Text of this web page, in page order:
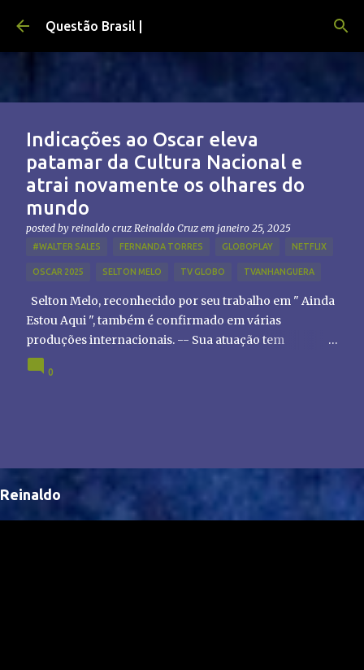
Pular para o conteúdo principal
Questão Brasil |
Indicações ao Oscar eleva
patamar da Cultura Nacional e
atrai novamente os olhares do
mundo
posted by reinaldo cruz Reinaldo Cruz em janeiro 25, 2025
#WALTER SALES FERNANDA TORRES GLOBOPLAY NETFLIX
OSCAR 2025 SELTON MELO TV GLOBO TVANHANGUERA
Selton Melo, reconhecido por seu trabalho em " Ainda
Estou Aqui ", também é confirmado em várias
produções internacionais. -- Sua atuação tem
chamado atenção de diretores e produtores fora do
Brasil, abrindo portas para novas oportunidades no
0
Reinaldo